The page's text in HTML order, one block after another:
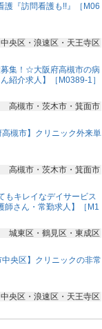
護『訪問看護も!!』［M06
中央区・浪速区・天王寺区
集！☆大阪府高槻市の病
紹介求人】［M0389-1］
高槻市・茨木市・箕面市
槻市】クリニック外来単
高槻市・茨木市・箕面市
もキレイなデイサービス
さん・常勤求人】［M1
城東区・鶴見区・東成区
央区】クリニックの非常
中央区・浪速区・天王寺区